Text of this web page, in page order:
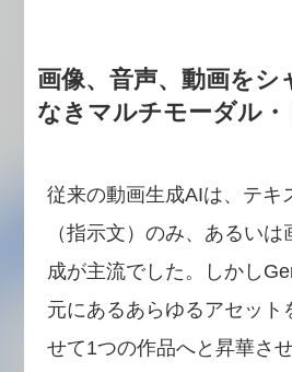
画像、音声、動画をシ
なきマルチモーダル
従来の動画生成AIは、テキ
（指示文）のみ、あるい
成が主流でした。しかし
元にあるあらゆるアセット
せて1つの作品へと昇華させ